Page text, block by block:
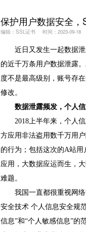
保护用户数据安全，
编辑：SSL证书 时间：2023-09-18
近日又发生一起数据
的近千万条用户数据泄露
度不是最高级别，账号存
修改。
数据泄露频发，个人
2018上半年来， 个人
方应用非法盗用数千万用
的行为；包括这次的A站
应用，大数据应运而生，
难题。
我国一直都很重视网
安全技术 个人信息安全规
信息”和“个人敏感信息”的